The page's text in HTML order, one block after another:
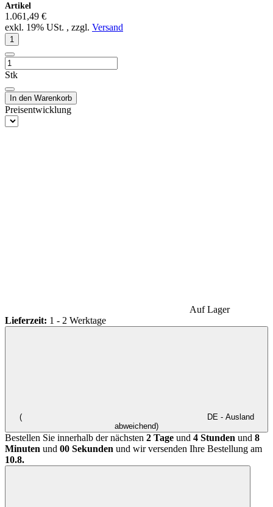
Artikel
1.061,49 €
exkl. 19% USt. , zzgl. Versand
Stk
In den Warenkorb
Preisentwicklung
Auf Lager
Lieferzeit: 1 - 2 Werktage
(
DE - Ausland
abweichend)
Bestellen Sie innerhalb der nächsten 2 Tage und 4 Stunden und 8
Minuten und 00 Sekunden und wir versenden Ihre Bestellung am
10.8.